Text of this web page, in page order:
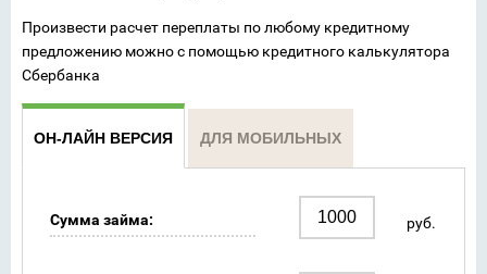
Произвести расчет переплаты по любому кредитному
предложению можно с помощью кредитного калькулятора
Сбербанка
ОН-ЛАЙН ВЕРСИЯ
Сумма займа: руб.
ДЛЯ МОБИЛЬНЫХ